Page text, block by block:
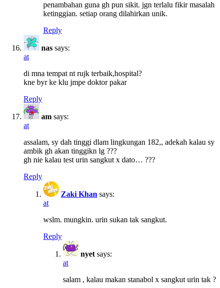
penambahan guna gh pun sikit. jgn terlalu fikir masalah
ketinggian. setiap orang dilahirkan unik.
Reply
nas says:
at
di mna tempat nt rujk terbaik,hospital?
kne byr ke klu jmpe doktor pakar
Reply
am says:
at
assalam, sy dah tinggi dlam lingkungan 182,, adekah kalau sy
ambik gh akan tinggikn lg ???
gh nie kalau test urin sangkut x dato… ???
Reply
Zaki Khan says:
at
wslm. mungkin. urin sukan tak sangkut.
Reply
nyet says:
at
salam , kalau makan stanabol x sangkut urin tak ?